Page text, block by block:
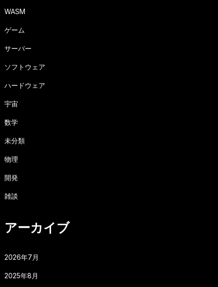
WASM
ゲーム
サーバー
ソフトウェア
ハードウェア
宇宙
数学
未分類
物理
開発
雑談
アーカイブ
2026年7月
2025年8月